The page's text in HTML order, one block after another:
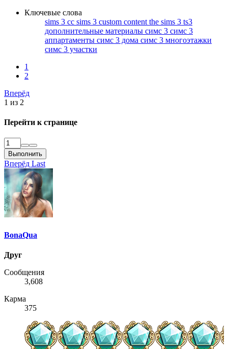
Ключевые слова
sims 3 cc sims 3 custom content the sims 3 ts3
дополнительные материалы симс 3 симс 3
аппартаменты симс 3 дома симс 3 многоэтажки
симс 3 участки
1
2
Вперёд
1 из 2
Перейти к странице
Выполнить
Вперёд Last
BonaQua
Друг
Сообщения
3,608
Карма
375